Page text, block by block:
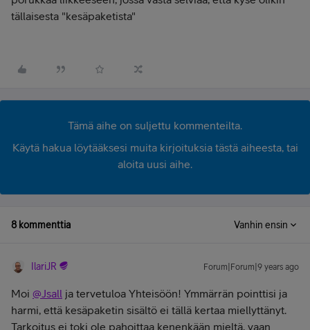
tällaisesta "kesäpaketista"
Tämä aihe on suljettu kommenteilta.
Käytä hakua löytääksesi muita kirjoituksia tästä aiheesta, tai
aloita uusi aihe.
8 kommenttia Vanhin ensin
IlariJR Forum|Forum|9 years ago
Moi @Jsall ja tervetuloa Yhteisöön! Ymmärrän pointtisi ja
harmi, että kesäpaketin sisältö ei tällä kertaa miellyttänyt.
Tarkoitus ei toki ole pahoittaa kenenkään mieltä, vaan